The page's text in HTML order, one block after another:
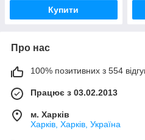
Купити
Про нас
100% позитивних з 554
Працює з 03.02.2013
м. Харків
Харків, Харків, Україна